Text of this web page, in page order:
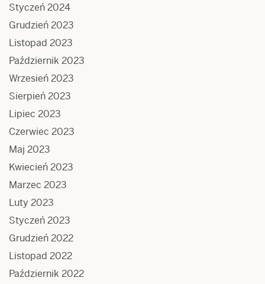
Styczeń 2024
Grudzień 2023
Listopad 2023
Październik 2023
Wrzesień 2023
Sierpień 2023
Lipiec 2023
Czerwiec 2023
Maj 2023
Kwiecień 2023
Marzec 2023
Luty 2023
Styczeń 2023
Grudzień 2022
Listopad 2022
Październik 2022